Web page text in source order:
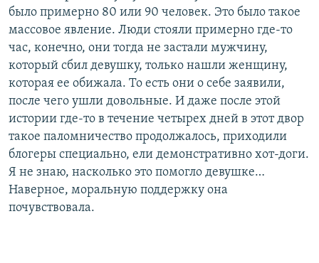
было примерно 80 или 90 человек. Это было такое
массовое явление. Люди стояли примерно где-то
час, конечно, они тогда не застали мужчину,
который сбил девушку, только нашли женщину,
которая ее обижала. То есть они о себе заявили,
после чего ушли довольные. И даже после этой
истории где-то в течение четырех дней в этот двор
такое паломничество продолжалось, приходили
блогеры специально, ели демонстративно хот-доги.
Я не знаю, насколько это помогло девушке…
Наверное, моральную поддержку она
почувствовала.